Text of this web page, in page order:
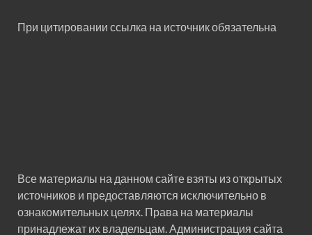
При цитировании ссылка на источник обязательна
Все материалы на данном сайте взяты из открытых
источников и предоставляются исключительно в
ознакомительных целях. Права на материалы
принадлежат их владельцам. Администрация сайта